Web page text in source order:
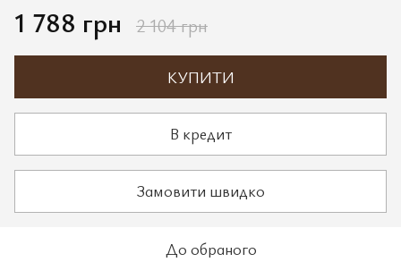
1 788 грн 2 104 грн
КУПИТИ
В кредит
Замовити швидко
До обраного